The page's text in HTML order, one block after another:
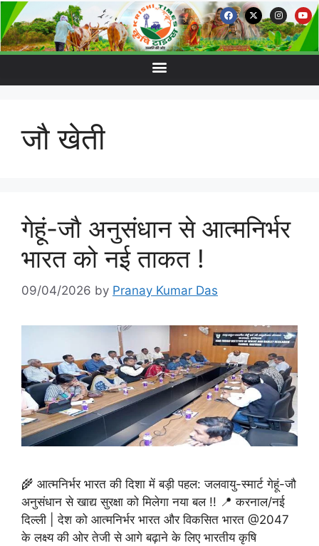
जौ खेती
गेहूं-जौ अनुसंधान से आत्मनिर्भर
भारत को नई ताकत !
09/04/2026 by Pranay Kumar Das
🌾 आत्मनिर्भर भारत की दिशा में बड़ी पहल: जलवायु-स्मार्ट गेहूं-जौ
अनुसंधान से खाद्य सुरक्षा को मिलेगा नया बल !! 📍 करनाल/नई
दिल्ली | देश को आत्मनिर्भर भारत और विकसित भारत @2047
के लक्ष्य की ओर तेजी से आगे बढ़ाने के लिए भारतीय कृषि